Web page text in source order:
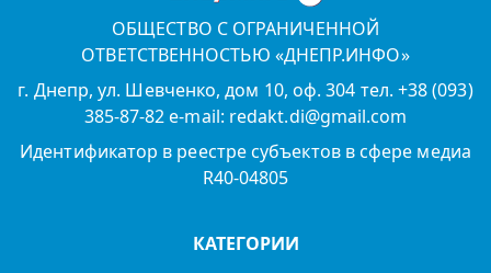
ОБЩЕСТВО С ОГРАНИЧЕННОЙ
ОТВЕТСТВЕННОСТЬЮ «ДНЕПР.ИНФО»
г. Днепр, ул. Шевченко, дом 10, оф. 304 тел. +38 (093)
385-87-82 e-mail: redakt.di@gmail.com
Идентификатор в реестре субъектов в сфере медиа
R40-04805
КАТЕГОРИИ